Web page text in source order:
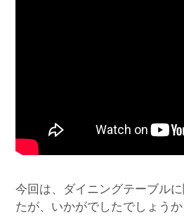
今回は、ダイニングテーブル
たが、いかがでしたでしょうか